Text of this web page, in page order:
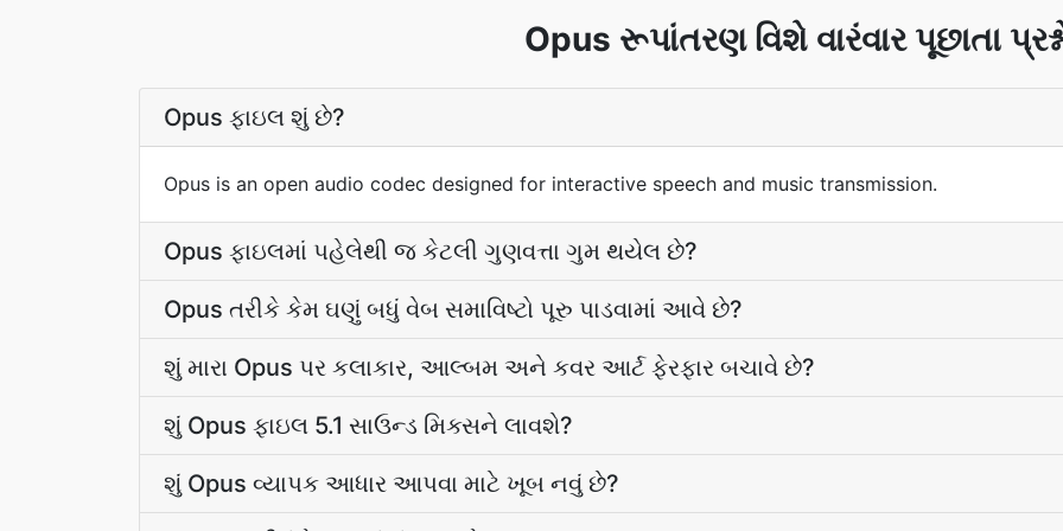
Opus રૂપાંતરણ વિશે વારંવાર પૂછાતા
Opus ફાઇલ શું છે?
Opus is an open audio codec designed for interactive speech and music transmission.
Opus ફાઇલમાં પહેલેથી જ કેટલી ગુણવત્તા ગુમ થયેલ છે?
Opus તરીકે કેમ ઘણું બધું વેબ સમાવિષ્ટો પૂરુ પાડવામાં આવે છે?
શું મારા Opus પર કલાકાર, આલ્બમ અને કવર આર્ટ ફેરફાર બચાવે છે?
શું Opus ફાઇલ 5.1 સાઉન્ડ મિક્સને લાવશે?
શું Opus વ્યાપક આધાર આપવા માટે ખૂબ નવું છે?